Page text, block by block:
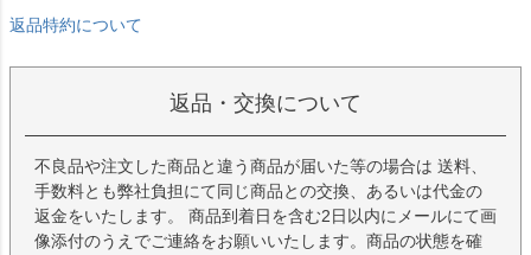
返品特約について
返品・交換について
不良品や注文した商品と違う商品が届いた等の場合は 送料、
手数料とも弊社負担にて同じ商品との交換、あるいは代金の
返金をいたします。 商品到着日を含む2日以内にメールにて画
像添付のうえでご連絡をお願いいたします。商品の状態を確